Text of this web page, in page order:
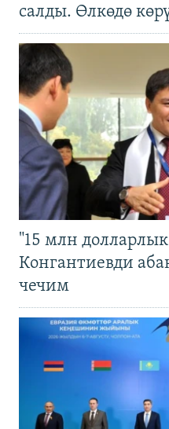
салды. Өлкөдө
"15 млн
Конгантиевди
чечим